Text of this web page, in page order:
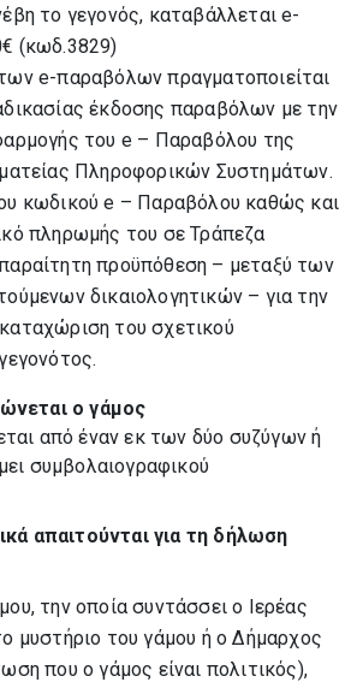
το γεγονός, καταβάλλεται e-
(κωδ.3829)
e-παραβόλων πραγματοποιείται
έκδοσης παραβόλων με την
του e – Παραβόλου της
Πληροφορικών Συστημάτων.
κωδικού e – Παραβόλου καθώς και
πληρωμής του σε Τράπεζα
προϋπόθεση – μεταξύ των
δικαιολογητικών – για την
του σχετικού
ο γάμος
από έναν εκ των δύο συζύγων ή
συμβολαιογραφικού
απαιτούνται για τη δήλωση
την οποία συντάσσει ο Ιερέας
μυστήριο του γάμου ή ο Δήμαρχος
που ο γάμος είναι πολιτικός),